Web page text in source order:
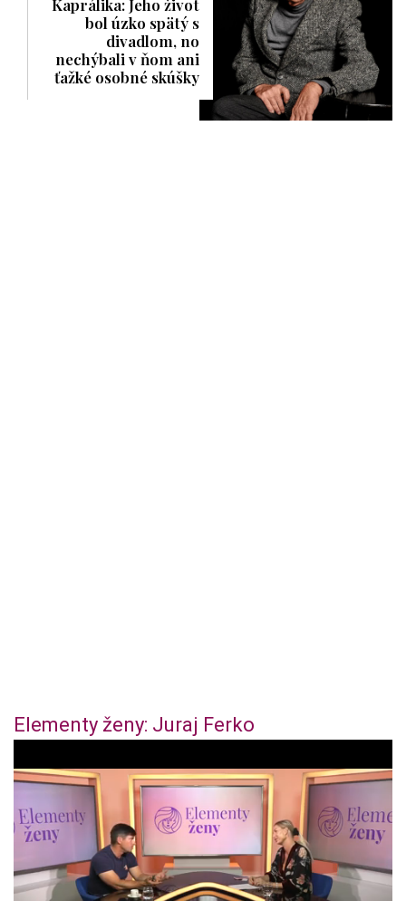
Kaprálika: Jeho život
bol úzko spätý s
divadlom, no
nechýbali v ňom ani
ťažké osobné skúšky
Elementy ženy: Juraj Ferko
e
n
d
4
4